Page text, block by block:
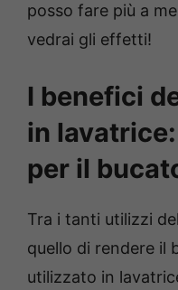
posso fare più a
vedrai gli effetti!
I benefici
in
per il
Tra i tanti utilizzi
quello di rendere il
utilizzato in